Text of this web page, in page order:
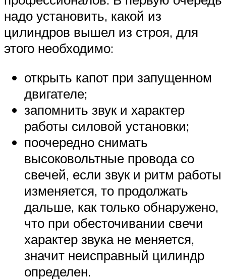
надо установить, какой из
цилиндров вышел из строя, для
этого необходимо:
открыть капот при запущенном
двигателе;
запомнить звук и характер
работы силовой установки;
поочередно снимать
высоковольтные провода со
свечей, если звук и ритм работы
изменяется, то продолжать
дальше, как только обнаружено,
что при обесточивании свечи
характер звука не меняется,
значит неисправный цилиндр
определен.